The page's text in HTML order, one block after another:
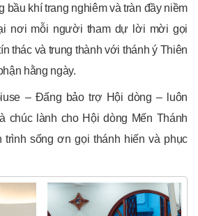
bầu khí trang nghiêm và tràn đầy niềm
nơi mỗi người tham dự lời mời gọi
thác và trung thành với thánh ý Thiên
hằng ngày.
– Đấng bảo trợ Hội dòng – luôn
chúc lành cho Hội dòng Mến Thánh
trình sống ơn gọi thánh hiến và phục